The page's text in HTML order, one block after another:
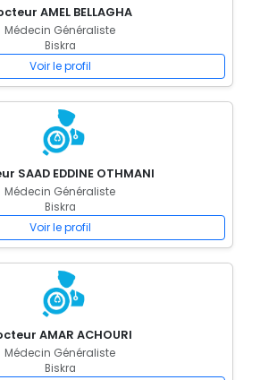
AMEL BELLAGHA
Médecin Généraliste
Biskra
Voir le profil
SAAD EDDINE OTHMANI
Médecin Généraliste
Biskra
Voir le profil
AMAR ACHOURI
Médecin Généraliste
Biskra